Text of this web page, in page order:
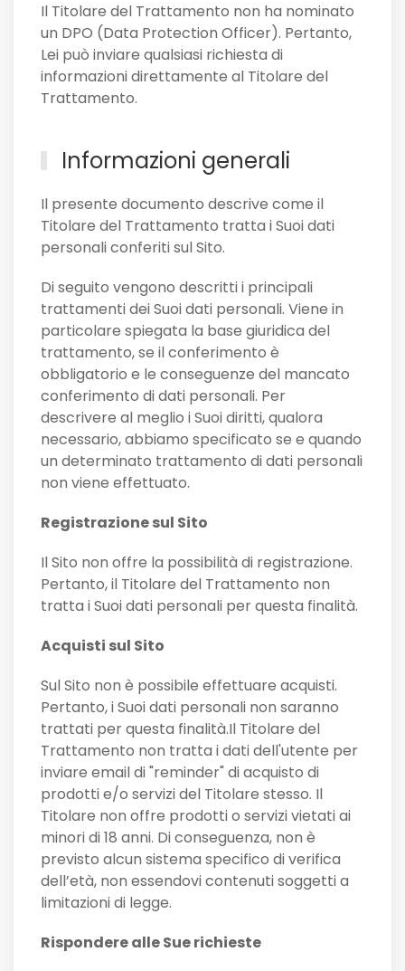
Il Titolare del Trattamento non ha nominato
un DPO (Data Protection Officer). Pertanto,
Lei può inviare qualsiasi richiesta di
informazioni direttamente al Titolare del
Trattamento.
Informazioni generali
Il presente documento descrive come il
Titolare del Trattamento tratta i Suoi dati
personali conferiti sul Sito.
Di seguito vengono descritti i principali
trattamenti dei Suoi dati personali. Viene in
particolare spiegata la base giuridica del
trattamento, se il conferimento è
obbligatorio e le conseguenze del mancato
conferimento di dati personali. Per
descrivere al meglio i Suoi diritti, qualora
necessario, abbiamo specificato se e quando
un determinato trattamento di dati personali
non viene effettuato.
Registrazione sul Sito
Il Sito non offre la possibilità di registrazione.
Pertanto, il Titolare del Trattamento non
tratta i Suoi dati personali per questa finalità.
Acquisti sul Sito
Sul Sito non è possibile effettuare acquisti.
Pertanto, i Suoi dati personali non saranno
trattati per questa finalità.Il Titolare del
Trattamento non tratta i dati dell'utente per
inviare email di "reminder" di acquisto di
prodotti e/o servizi del Titolare stesso. Il
Titolare non offre prodotti o servizi vietati ai
minori di 18 anni. Di conseguenza, non è
previsto alcun sistema specifico di verifica
dell’età, non essendovi contenuti soggetti a
limitazioni di legge.
Rispondere alle Sue richieste